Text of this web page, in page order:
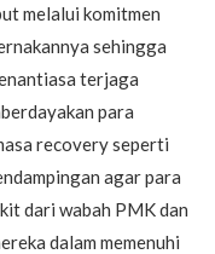
melalui komitmen
sehingga
terjaga
para
recovery seperti
agar para
dari wabah PMK dan
dalam memenuhi